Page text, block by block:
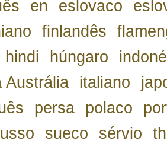
en eslovaco
finlandês
hindi húngaro
Austrália
italiano
persa polaco
sueco sérvio th